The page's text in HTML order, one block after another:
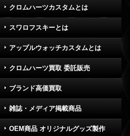
クロムハーツカスタムとは
スワロフスキーとは
アップルウォッチカスタムとは
クロムハーツ買取 委託販売
ブランド高価買取
雑誌・メディア掲載商品
OEM商品 オリジナルグッズ製作